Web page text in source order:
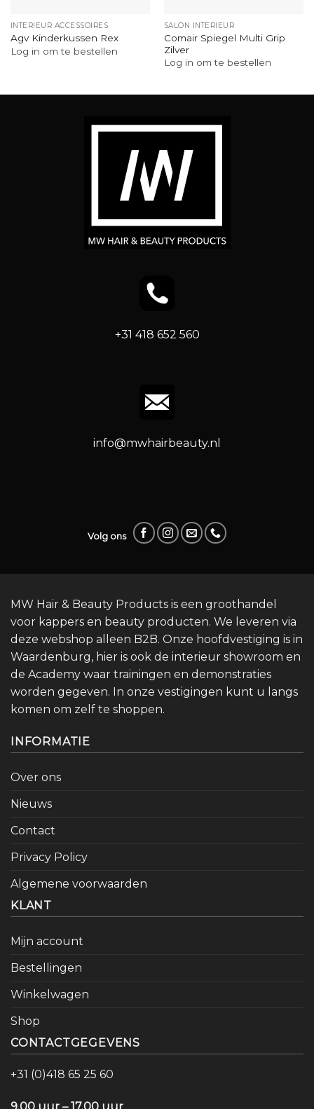
INTERIEUR ACCESSOIRES
Agv Kinderkussen Rex
Log in om te bestellen
SALON INTERIEUR
Comair Spiegel Multi Grip
Zilver
Log in om te bestellen
+31 418 652 560
info@mwhairbeauty.nl
Volg ons
MW Hair & Beauty Products is een groothandel
voor kappers en beauty producten. We leveren via
deze webshop alleen B2B. Onze hoofdvestiging is in
Waardenburg, hier is ook de interieur showroom en
de Academy waar trainingen en demonstraties
worden gegeven. In onze vestigingen kunt u langs
komen om zelf te shoppen.
INFORMATIE
Over ons
Nieuws
Contact
Privacy Policy
Algemene voorwaarden
KLANT
Mijn account
Bestellingen
Winkelwagen
Shop
CONTACTGEGEVENS
+31 (0)418 65 25 60